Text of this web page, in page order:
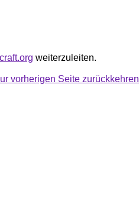
weiterzuleiten.
vorherigen Seite zurückkehren